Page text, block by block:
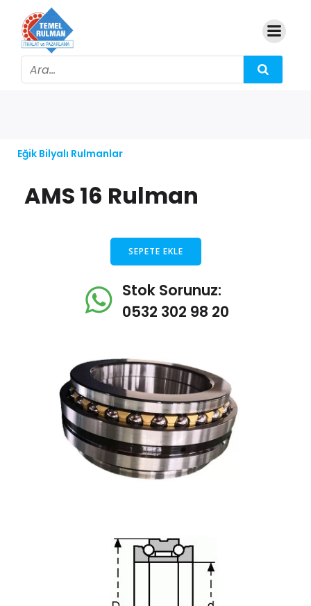
Eğik Bilyalı Rulmanlar
AMS 16 Rulman
SEPETE EKLE
Stok Sorunuz:
0532 302 98 20